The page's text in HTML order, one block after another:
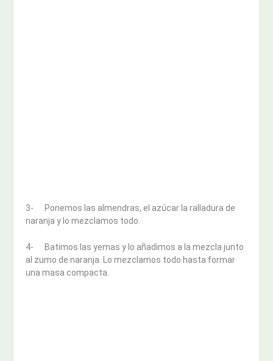
3- Ponemos las almendras, el azúcar la ralladura de
naranja y lo mezclamos todo.
4- Batimos las yemas y lo añadimos a la mezcla junto
al zumo de naranja. Lo mezclamos todo hasta formar
una masa compacta.